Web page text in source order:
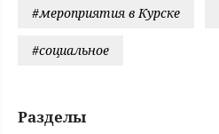
#мероприятия в Курске
#социальное
Разделы